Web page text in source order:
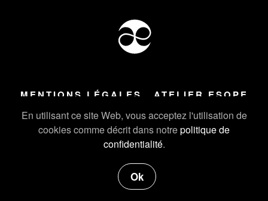
En utilisant ce site Web, vous acceptez l'utilisation de
cookies comme décrit dans notrepolitique de
confidentialité.
Ok
MENTIONS LÉGALES ATELIER ESOPE